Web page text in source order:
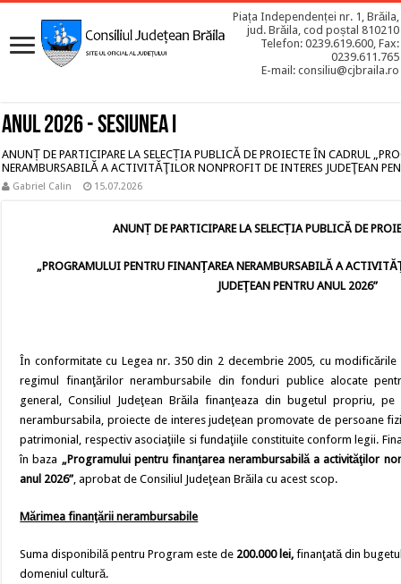
Piața Independenței nr. 1, Brăila,
jud. Brăila, cod poștal 810210
Telefon: 0239.619.600, Fax:
0239.611.765
E-mail: consiliu@cjbraila.ro
Anul 2026 - Sesiunea I
ANUNȚ DE PARTICIPARE LA SELECȚIA PUBLICĂ DE PROIECTE ÎN CADRUL
NERAMBURSABILĂ A ACTIVITĂŢILOR NONPROFIT DE INTERES JUDEŢEAN
Gabriel Calin 15.07.2026
ANUNȚ DE PARTICIPARE LA SELECȚIA PUBLICĂ DE
„PROGRAMULUI PENTRU FINANŢAREA NERAMBURSABILĂ A
JUDEŢEAN PENTRU ANUL 2026”
În conformitate cu Legea nr. 350 din 2 decembrie 2005, cu
regimul finanţărilor nerambursabile din fonduri publice alocate
general, Consiliul Judeţean Brăila finanţeaza din bugetul propriu,
nerambursabila, proiecte de interes judeţean promovate de persoane
patrimonial, respectiv asociaţiile si fundaţiile constituite conform legii.
în baza „Programului pentru finanţarea nerambursabilă a activităţilor
anul 2026”, aprobat de Consiliul Judeţean Brăila cu acest scop.
Mărimea finanţării nerambursabile
Suma disponibilă pentru Program este de 200.000 lei, finanţată din
domeniul cultură.